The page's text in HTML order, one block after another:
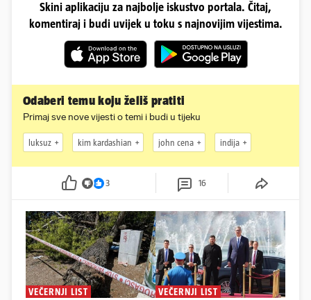
Skini aplikaciju za najbolje iskustvo portala. Čitaj,
komentiraj i budi uvijek u toku s najnovijim vijestima.
Odaberi temu koju želiš pratiti
Primaj sve nove vijesti o temi i budi u tijeku
luksuz kim kardashian john cena indija
3 16